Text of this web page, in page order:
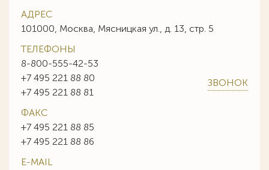
АДРЕС
101000, Москва, Мясницкая ул., д. 13, стр. 5
ТЕЛЕФОНЫ
8-800-555-42-53
+7 495 221 88 80
+7 495 221 88 81
ЗВОНОК
ФАКС
+7 495 221 88 85
+7 495 221 88 86
E-MAIL